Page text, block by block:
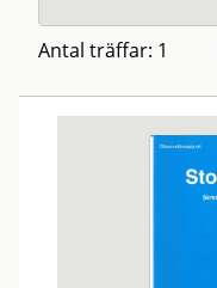
Antal träffar: 1